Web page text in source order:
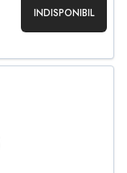
INDISPONIBIL